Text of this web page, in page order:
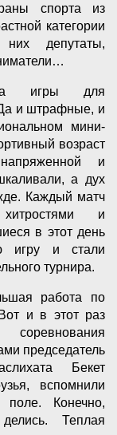
спорта из
категории
депутаты,
игры для
Да и штрафные, и
мини-
возраст
и
а дух
Каждый матч
и
в этот день
игру и стали
турнира.
работа по
и в этот раз
председатель
Бекет
вспомнили
Конечно,
Теплая